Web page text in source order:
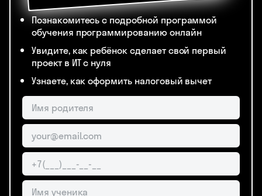
Познакомитесь с подробной программой
обучения программированию онлайн
Увидите, как ребёнок сделает свой первый
проект в ИТ с нуля
Узнаете, как оформить налоговый вычет